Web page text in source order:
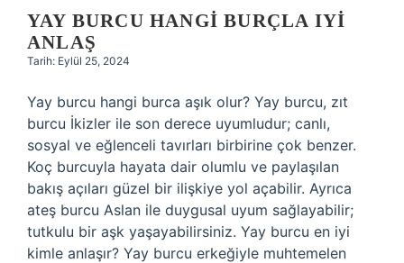
YAY BURCU HANGI BURÇLA IYI
ANLAŞ
Tarih: Eylül 25, 2024
Yay burcu hangi burca aşık olur? Yay burcu, zıt
burcu İkizler ile son derece uyumludur; canlı,
sosyal ve eğlenceli tavırları birbirine çok benzer.
Koç burcuyla hayata dair olumlu ve paylaşılan
bakış açıları güzel bir ilişkiye yol açabilir. Ayrıca
ateş burcu Aslan ile duygusal uyum sağlayabilir;
tutkulu bir aşk yaşayabilirsiniz. Yay burcu en iyi
kimle anlaşır? Yay burcu erkeğiyle muhtemelen